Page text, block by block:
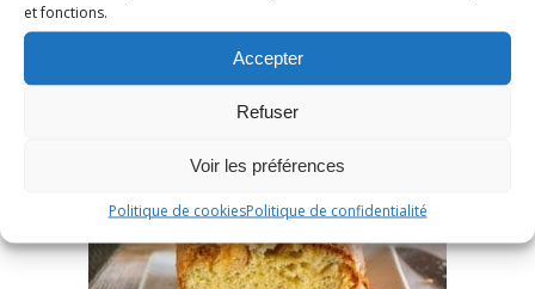
et fonctions.
Accepter
Refuser
Voir les préférences
Politique de cookiesPolitique de confidentialité